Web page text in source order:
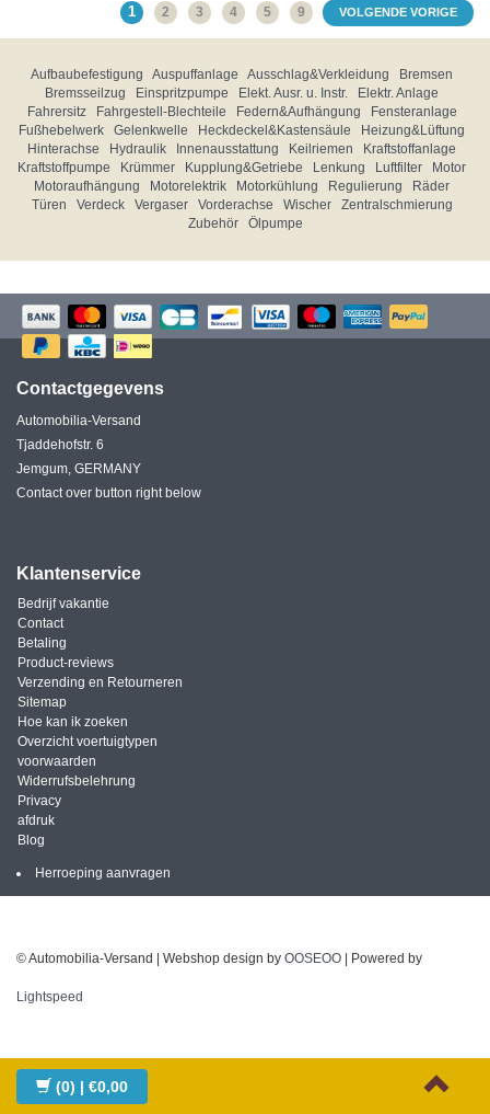
1 2 3 4 5 9 VOLGENDE VORIGE
Aufbaubefestigung Auspuffanlage Ausschlag&Verkleidung
Bremsen
Bremsseilzug
Einspritzpumpe Elekt. Ausr. u. Instr.
Elektr. Anlage
Fahrersitz
Fahrgestell-Blechteile Federn&Aufhängung
Fensteranlage
Fußhebelwerk
Gelenkwelle Heckdeckel&Kastensäule
Heizung&Lüftung
Hinterachse
Hydraulik Innenausstattung Keilriemen
Kraftstoffanlage
Kraftstoffpumpe
Krümmer Kupplung&Getriebe Lenkung Luftfilter
Motor
Motoraufhängung
Motorelektrik Motorkühlung Regulierung
Räder
Türen
Verdeck Vergaser Vorderachse Wischer
Zentralschmierung
Zubehör
Ölpumpe
Contactgegevens
Automobilia-Versand
Tjaddehofstr. 6
Jemgum, GERMANY
Contact over button right below
Klantenservice
Bedrijf vakantie
Contact
Betaling
Product-reviews
Verzending en Retourneren
Sitemap
Hoe kan ik zoeken
Overzicht voertuigtypen
voorwaarden
Widerrufsbelehrung
Privacy
afdruk
Blog
Herroeping aanvragen
© Automobilia-Versand | Webshop design by OOSEOO | Powered by
Lightspeed
(0) | €0,00